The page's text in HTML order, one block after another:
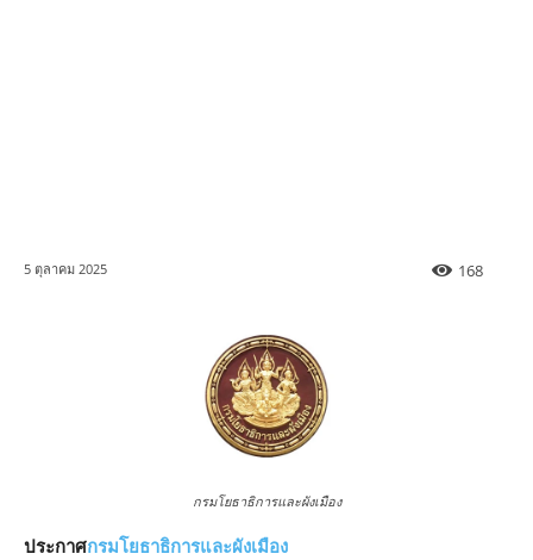
5 ตุลาคม 2025 168
กรมโยธาธิการและผังเมือง
ประกาศกรมโยธาธิการและผังเมือง